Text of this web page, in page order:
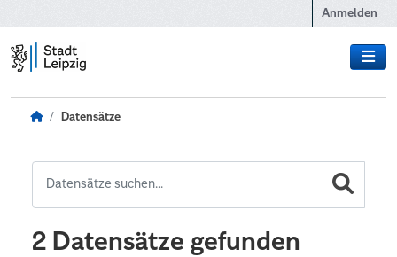
Anmelden
Datensätze
2 Datensätze gefunden